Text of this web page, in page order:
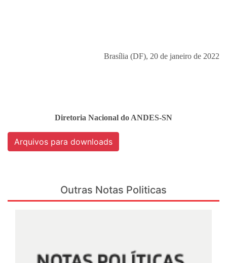
Brasília (DF), 20 de janeiro de 2022
Diretoria Nacional do ANDES-SN
Arquivos para downloads
Outras Notas Politicas